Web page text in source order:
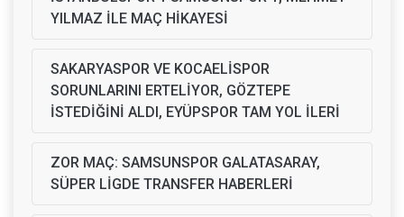
YILMAZ İLE MAÇ HİKAYESİ
SAKARYASPOR VE KOCAELİSPOR
SORUNLARINI ERTELİYOR, GÖZTEPE
İSTEDİĞİNİ ALDI, EYÜPSPOR TAM YOL İLERİ
ZOR MAÇ: SAMSUNSPOR GALATASARAY,
SÜPER LİGDE TRANSFER HABERLERİ